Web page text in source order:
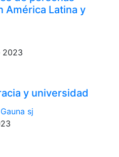
América Latina y
2023
y universidad
sj